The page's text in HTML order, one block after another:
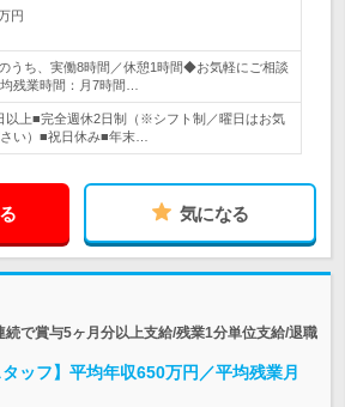
円
うち、実働8時間／休憩1時間◆お気軽にご相談
残業時間：月7時間…
以上■完全週休2日制（※シフト制／曜日はお気
い）■祝日休み■年末…
気になる
で賞与5ヶ月分以上支給/残業1分単位支給/退職
ッフ】平均年収650万円／平均残業月